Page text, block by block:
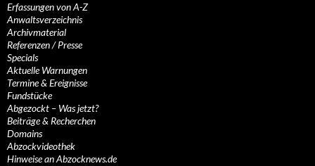
Erfassungen von A-Z
Anwaltsverzeichnis
Archivmaterial
Referenzen / Presse
Specials
Aktuelle Warnungen
Termine & Ereignisse
Fundstücke
Abgezockt – Was jetzt?
Beiträge & Recherchen
Domains
Abzockvideothek
Hinweise an Abzocknews.de